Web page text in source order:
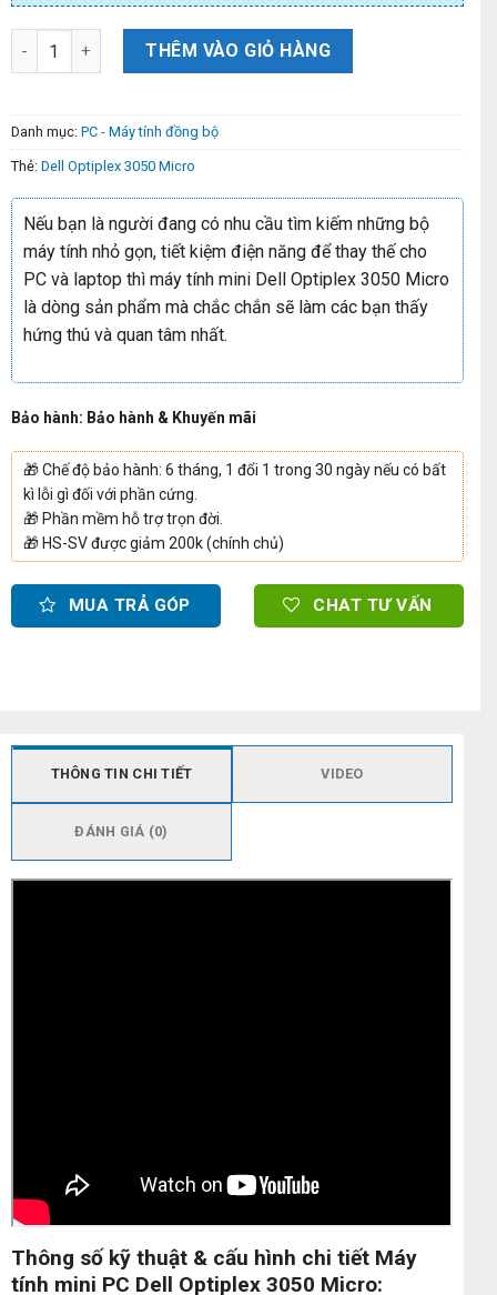
THÊM VÀO GIỎ HÀNG
Danh mục: PC - Máy tính đồng bộ
Thẻ: Dell Optiplex 3050 Micro
Nếu bạn là người đang có nhu cầu tìm kiếm những bộ
máy tính nhỏ gọn, tiết kiệm điện năng để thay thế cho
PC và laptop thì máy tính mini Dell Optiplex 3050 Micro
là dòng sản phẩm mà chắc chắn sẽ làm các bạn thấy
hứng thú và quan tâm nhất.
Bảo hành: Bảo hành & Khuyến mãi
🎁Chế độ bảo hành: 6 tháng, 1 đổi 1 trong 30 ngày nếu có bất
kì lỗi gì đối với phần cứng.
🎁 Phần mềm hỗ trợ trọn đời.
🎁 HS-SV được giảm 200k (chính chủ)
MUA TRẢ GÓP CHAT TƯ VẤN
THÔNG TIN CHI TIẾT VIDEO
ĐÁNH GIÁ (0)
Thông số kỹ thuật & cấu hình chi tiết Máy
tính mini PC Dell Optiplex 3050 Micro: